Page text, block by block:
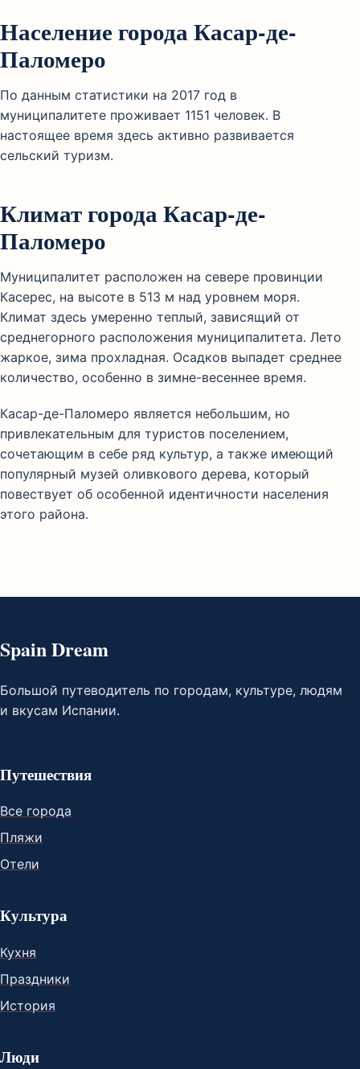
Население города Касар-де-
Паломеро
По данным статистики на 2017 год в
муниципалитете проживает 1151 человек. В
настоящее время здесь активно развивается
сельский туризм.
Климат города Касар-де-
Паломеро
Муниципалитет расположен на севере провинции
Касерес, на высоте в 513 м над уровнем моря.
Климат здесь умеренно теплый, зависящий от
среднегорного расположения муниципалитета. Лето
жаркое, зима прохладная. Осадков выпадет среднее
количество, особенно в зимне-весеннее время.
Касар-де-Паломеро является небольшим, но
привлекательным для туристов поселением,
сочетающим в себе ряд культур, а также имеющий
популярный музей оливкового дерева, который
повествует об особенной идентичности населения
этого района.
Spain Dream
Большой путеводитель по городам, культуре, людям
и вкусам Испании.
Путешествия
Все города
Пляжи
Отели
Культура
Кухня
Праздники
История
Люди